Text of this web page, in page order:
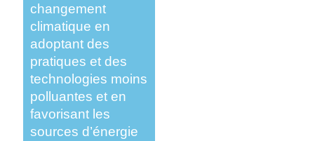
changement
climatique en
adoptant des
pratiques et des
technologies moins
polluantes et en
favorisant les
sources d’énergie